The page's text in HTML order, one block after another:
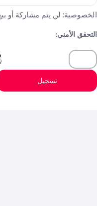
الخصوصية: لن يتم مشاركة أو
التحقق الأمني:
تسجيل